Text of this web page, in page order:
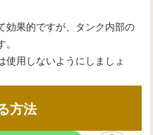
効果的ですが、タンク内部の
使用しないようにしましょ
方法